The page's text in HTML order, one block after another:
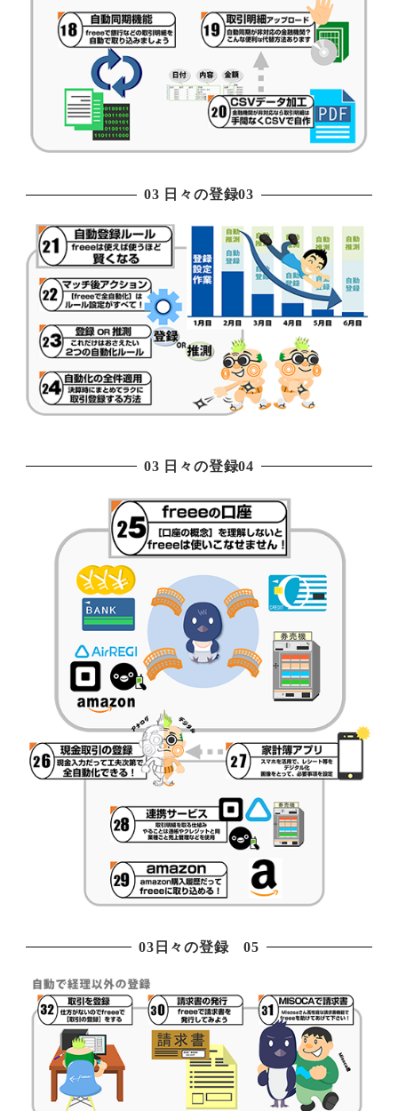
03 日々の登録03
03 日々の登録04
03日々の登録 05